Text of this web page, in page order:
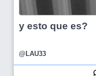
y esto que es?
@LAU33